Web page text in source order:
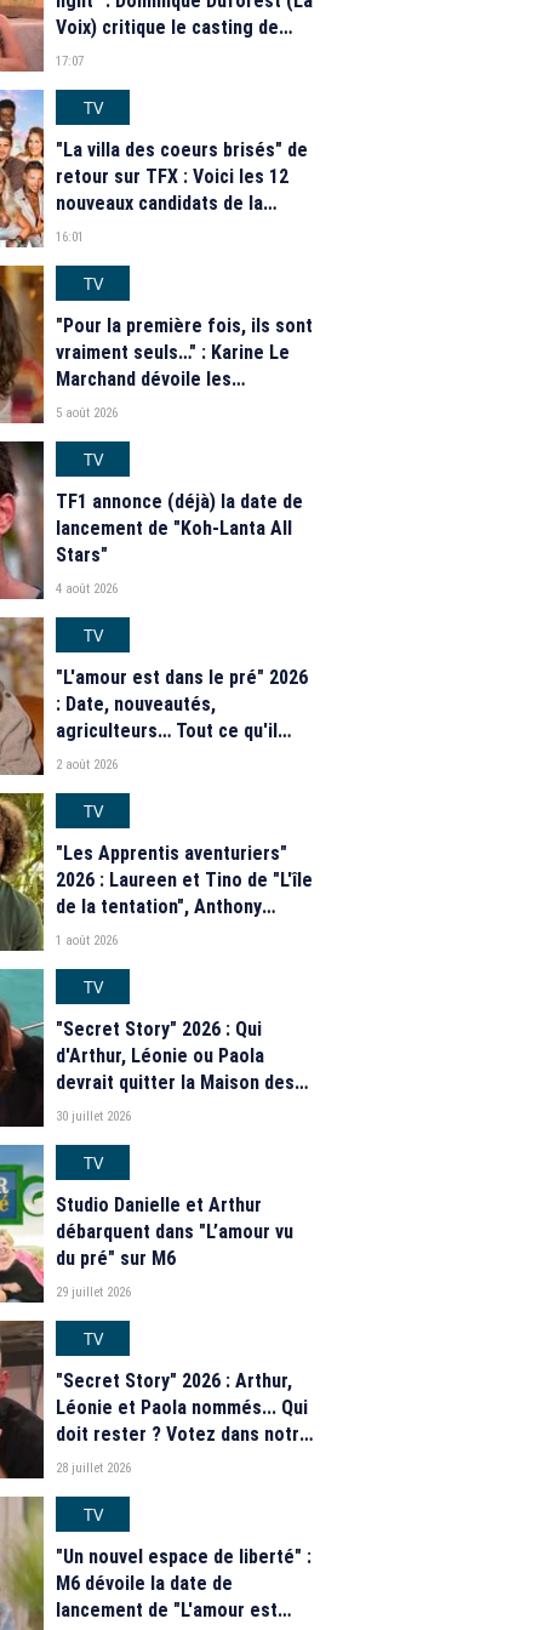
Voix) critique le casting de
"Secret Story" 2026
17:07
TV
"La villa des coeurs brisés" de
retour sur TFX : Voici les 12
nouveaux candidats de la
saison 2026
16:01
TV
"Pour la première fois, ils sont
vraiment seuls…" : Karine Le
Marchand dévoile les
nouveautés des speed dating
2026
5 août 2026
TV
TF1 annonce (déjà) la date de
lancement de "Koh-Lanta All
Stars"
4 août 2026
TV
"L'amour est dans le pré" 2026
: Date, nouveautés,
agriculteurs… Tout ce qu'il
faut savoir sur la saison 21 du
2 août 2026
TV
"Les Apprentis aventuriers"
2026 : Laureen et Tino de "L'île
de la tentation", Anthony
Matéo, Jade Leboeuf... Le
de la télé-réalité de W9
1 août 2026
TV
"Secret Story" 2026 : Qui
d'Arthur, Léonie ou Paola
devrait quitter la Maison des
secrets ce soir ? Les
30 juillet 2026
TV
Studio Danielle et Arthur
débarquent dans "L’amour vu
du pré" sur M6
29 juillet 2026
TV
"Secret Story" 2026 : Arthur,
Léonie et Paola nommés... Qui
doit rester ? Votez dans notre
sondage
28 juillet 2026
TV
"Un nouvel espace de liberté" :
M6 dévoile la date de
lancement de "L'amour est